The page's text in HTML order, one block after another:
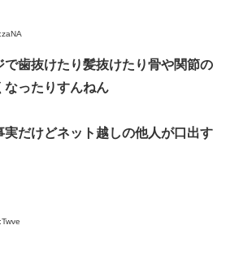
で歯抜けたり髪抜けたり骨や関節の
なったりすんねん
実だけどネット越しの他人が口出す